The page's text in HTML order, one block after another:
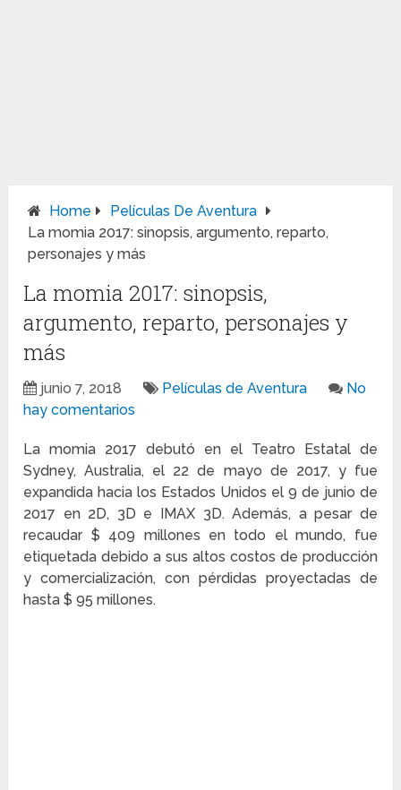
Home
Películas De Aventura
La momia 2017: sinopsis, argumento, reparto,
personajes y más
La momia 2017: sinopsis,
argumento, reparto, personajes y
más
junio 7, 2018 Películas de Aventura
No
hay comentarios
La momia 2017 debutó en el Teatro Estatal de
Sydney, Australia, el 22 de mayo de 2017, y fue
expandida hacia los Estados Unidos el 9 de junio de
2017 en 2D, 3D e IMAX 3D. Además, a pesar de
recaudar $ 409 millones en todo el mundo, fue
etiquetada debido a sus altos costos de producción
y comercialización, con pérdidas proyectadas de
hasta $ 95 millones.